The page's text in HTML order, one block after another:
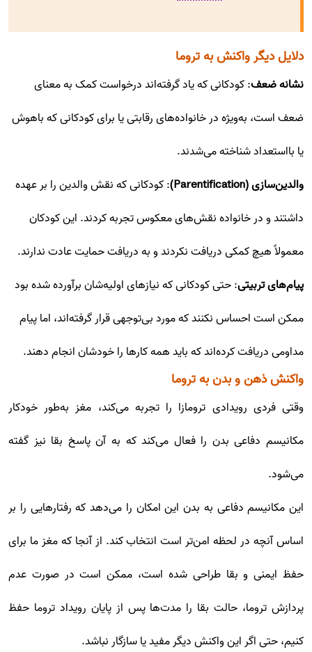
دلایل دیگر واکنش به تروما
نشانه ضعف: کودکانی که یاد گرفته‌اند درخواست کمک به معنای
ضعف است، به‌ویژه در خانواده‌های رقابتی یا برای کودکانی که باهوش
یا بااستعداد شناخته می‌شدند.
والدین‌سازی (Parentification)
: کودکانی که نقش والدین را بر عهده
داشتند و در خانواده نقش‌های معکوس تجربه کردند. این کودکان
معمولاً هیچ کمکی دریافت نکردند و به دریافت حمایت عادت ندارند.
پیام‌های تربیتی: حتی کودکانی که نیازهای اولیه‌شان برآورده شده بود
ممکن است احساس نکنند که مورد بی‌توجهی قرار گرفته‌اند، اما پیام
مداومی دریافت کرده‌اند که باید همه کارها را خودشان انجام دهند.
واکنش ذهن و بدن به تروما
وقتی فردی رویدادی ترومازا را تجربه می‌کند، مغز به‌طور خودکار
مکانیسم دفاعی بدن را فعال می‌کند که به آن پاسخ بقا نیز گفته
می‌شود.
این مکانیسم دفاعی به بدن این امکان را می‌دهد که رفتارهایی را بر
اساس آنچه در لحظه امن‌تر است انتخاب کند. از آنجا که مغز ما برای
حفظ ایمنی و بقا طراحی شده است، ممکن است در صورت عدم
پردازش تروما، حالت بقا را مدت‌ها پس از پایان رویداد تروما حفظ
کنیم، حتی اگر این واکنش دیگر مفید یا سازگار نباشد.